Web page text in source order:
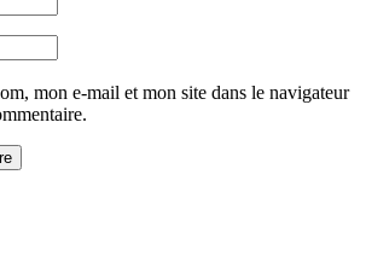
mon e-mail et mon site dans le navigateur